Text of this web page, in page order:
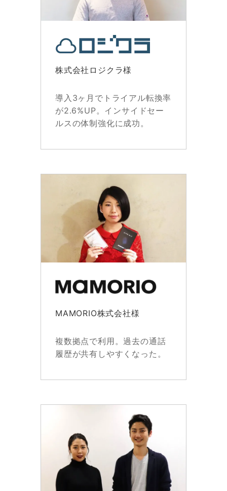
株式会社ロジクラ様
導入3ヶ月でトライアル転換率
が2.6%UP。インサイドセー
ルスの体制強化に成功。
MAMORIO株式会社様
複数拠点で利用。過去の通話
履歴が共有しやすくなった。